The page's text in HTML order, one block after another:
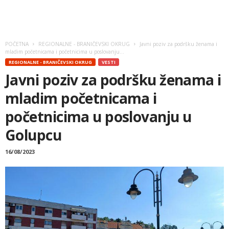
POČETNA REGIONALNE - BRANIČEVSKI OKRUG
Javni poziv za podršku ženama i
mladim početnicama i početnicima u poslovanju...
REGIONALNE - BRANIČEVSKI OKRUG VESTI
Javni poziv za podršku ženama i
mladim početnicama i
početnicima u poslovanju u
Golupcu
16/08/2023